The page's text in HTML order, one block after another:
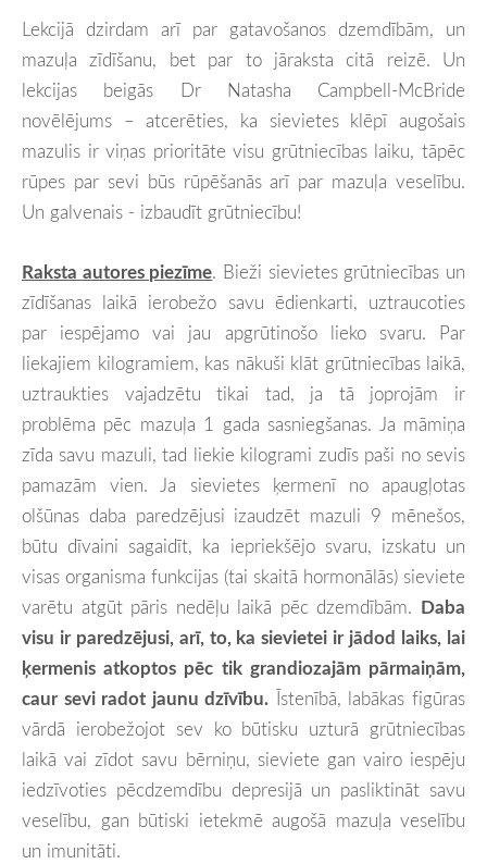
Lekcijā dzirdam arī par gatavošanos dzemdībām, un
mazuļa zīdīšanu, bet par to jāraksta citā reizē. Un
lekcijas beigās Dr Natasha Campbell-McBride
novēlējums – atcerēties, ka sievietes klēpī augošais
mazulis ir viņas prioritāte visu grūtniecības laiku, tāpēc
rūpes par sevi būs rūpēšanās arī par mazuļa veselību.
Un galvenais - izbaudīt grūtniecību!
Raksta autores piezīme. Bieži sievietes grūtniecības un
zīdīšanas laikā ierobežo savu ēdienkarti, uztraucoties
par iespējamo vai jau apgrūtinošo lieko svaru. Par
liekajiem kilogramiem, kas nākuši klāt grūtniecības laikā,
uztraukties vajadzētu tikai tad, ja tā joprojām ir
problēma pēc mazuļa 1 gada sasniegšanas. Ja māmiņa
zīda savu mazuli, tad liekie kilogrami zudīs paši no sevis
pamazām vien. Ja sievietes ķermenī no apaugļotas
olšūnas daba paredzējusi izaudzēt mazuli 9 mēnešos,
būtu dīvaini sagaidīt, ka iepriekšējo svaru, izskatu un
visas organisma funkcijas (tai skaitā hormonālās) sieviete
varētu atgūt pāris nedēļu laikā pēc dzemdībām. Daba
visu ir paredzējusi, arī, to, ka sievietei ir jādod laiks, lai
ķermenis atkoptos pēc tik grandiozajām pārmaiņām,
caur sevi radot jaunu dzīvību. Īstenībā, labākas figūras
vārdā ierobežojot sev ko būtisku uzturā grūtniecības
laikā vai zīdot savu bērniņu, sieviete gan vairo iespēju
iedzīvoties pēcdzemdību depresijā un pasliktināt savu
veselību, gan būtiski ietekmē augošā mazuļa veselību
un imunitāti.